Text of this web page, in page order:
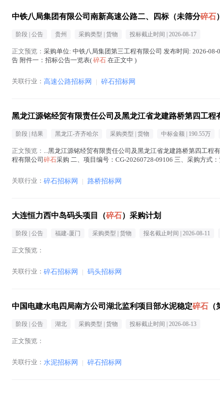
中铁八局集团有限公司南新高速公路二、四标（未筛分碎石
阶段 | 公告 贵州 采购类型 | 货物 投标截止时间 | 2026-08-17
正文预览： 采购单位: 中铁八局集团第三工程有限公司 发布时间: 2026-
告 附件一：招标公告一览表( 碎石 在正文中 )
关联行业： 高速公路招标网 | 碎石招标网
黑龙江源铭经贸有限责任公司及黑龙江省龙建路桥第四工程
阶段 | 结果 黑龙江-齐齐哈尔 采购类型 | 货物 中标金额 | 190.55万
正文预览： ...黑龙江源铭经贸有限责任公司及黑龙江省龙建路桥第四工程
程有限公司 碎石采购 二、项目编号：CG-20260728-09106 三、采购方式
关联行业： 碎石招标网 | 路桥招标网
大连恒力西中岛码头项目（碎石）采购计划
阶段 | 公告 福建-厦门 采购类型 | 货物 报名截止时间 | 2026-08-11
正文预览：
关联行业： 碎石招标网 | 码头招标网
中国电建水电四局南方公司湖北监利项目部水泥稳定碎石
阶段 | 公告 湖北 采购类型 | 货物 投标截止时间 | 2026-08-13
正文预览：
关联行业： 水泥招标网 | 碎石招标网